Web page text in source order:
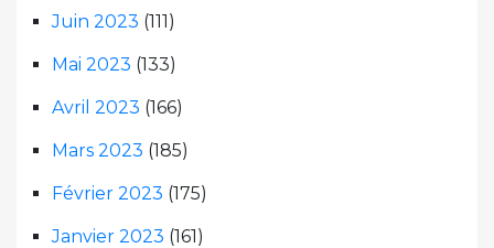
Juin 2023 (111)
Mai 2023 (133)
Avril 2023 (166)
Mars 2023 (185)
Février 2023 (175)
Janvier 2023 (161)